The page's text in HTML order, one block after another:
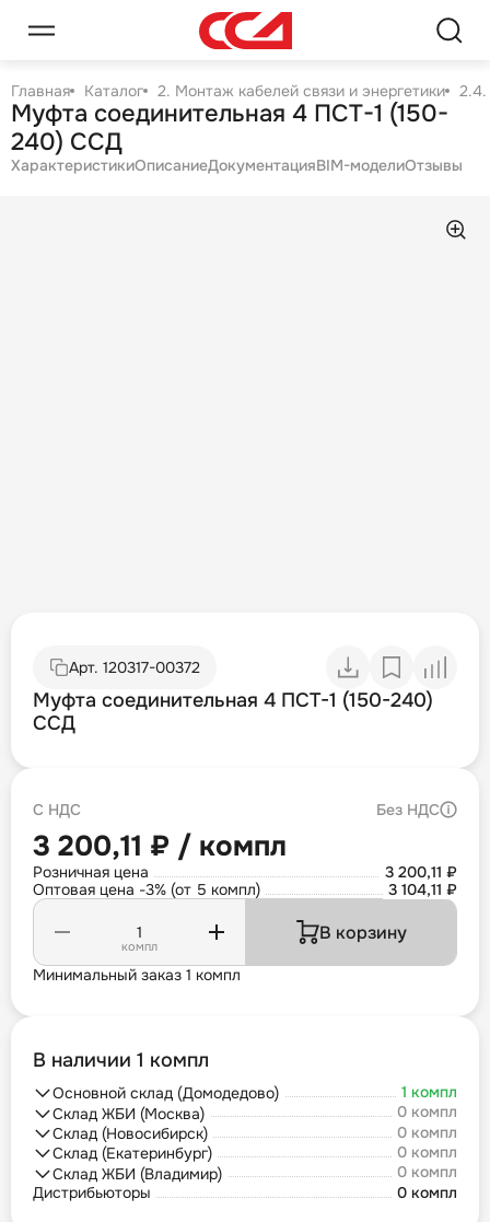
Главная Каталог 2. Монтаж кабелей связи и энергетики 2.4.
Муфта соединительная 4 ПСТ-1 (150-
240) ССД
ХарактеристикиОписаниеДокументацияBIM-моделиОтзывы
Арт. 120317-00372
Муфта соединительная 4 ПСТ-1 (150-240)
ССД
С НДС Без НДС
3 200,11 ₽ / компл
Розничная цена
3 200,11 ₽
Оптовая цена -3% (от 5 компл)
3 104,11 ₽
компл
В корзину
Минимальный заказ 1 компл
В наличии 1 компл
Основной склад (Домодедово)
1 компл
Склад ЖБИ (Москва)
0 компл
Склад (Новосибирск)
0 компл
Склад (Екатеринбург)
0 компл
Склад ЖБИ (Владимир)
0 компл
Дистрибьюторы
0 компл